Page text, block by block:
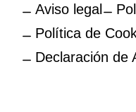
Aviso legal
Política de
Declaración de